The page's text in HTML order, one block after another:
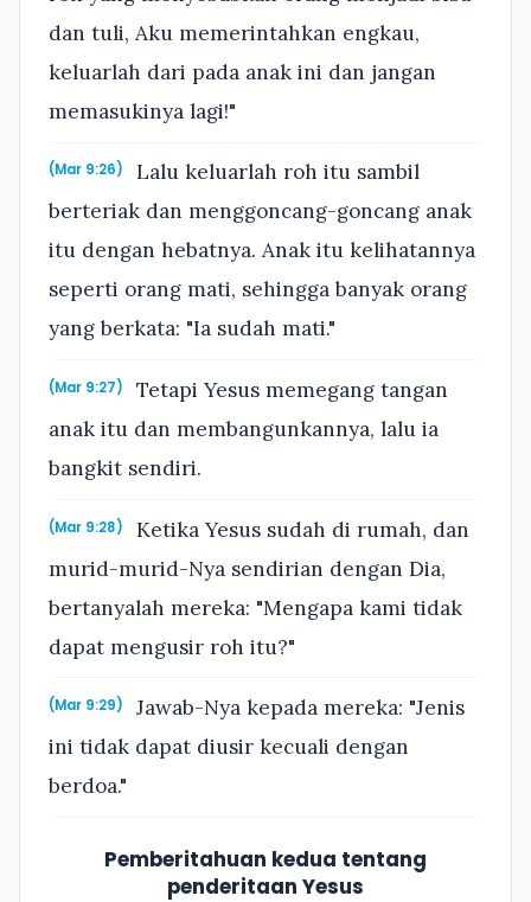
dan tuli, Aku memerintahkan engkau,
keluarlah dari pada anak ini dan jangan
memasukinya lagi!"
(Mar 9:26)
Lalu keluarlah roh itu sambil
berteriak dan menggoncang-goncang anak
itu dengan hebatnya. Anak itu kelihatannya
seperti orang mati, sehingga banyak orang
yang berkata: "Ia sudah mati."
(Mar 9:27)
Tetapi Yesus memegang tangan
anak itu dan membangunkannya, lalu ia
bangkit sendiri.
(Mar 9:28)
Ketika Yesus sudah di rumah, dan
murid-murid-Nya sendirian dengan Dia,
bertanyalah mereka: "Mengapa kami tidak
dapat mengusir roh itu?"
(Mar 9:29)
Jawab-Nya kepada mereka: "Jenis
ini tidak dapat diusir kecuali dengan
berdoa."
Pemberitahuan kedua tentang
penderitaan Yesus